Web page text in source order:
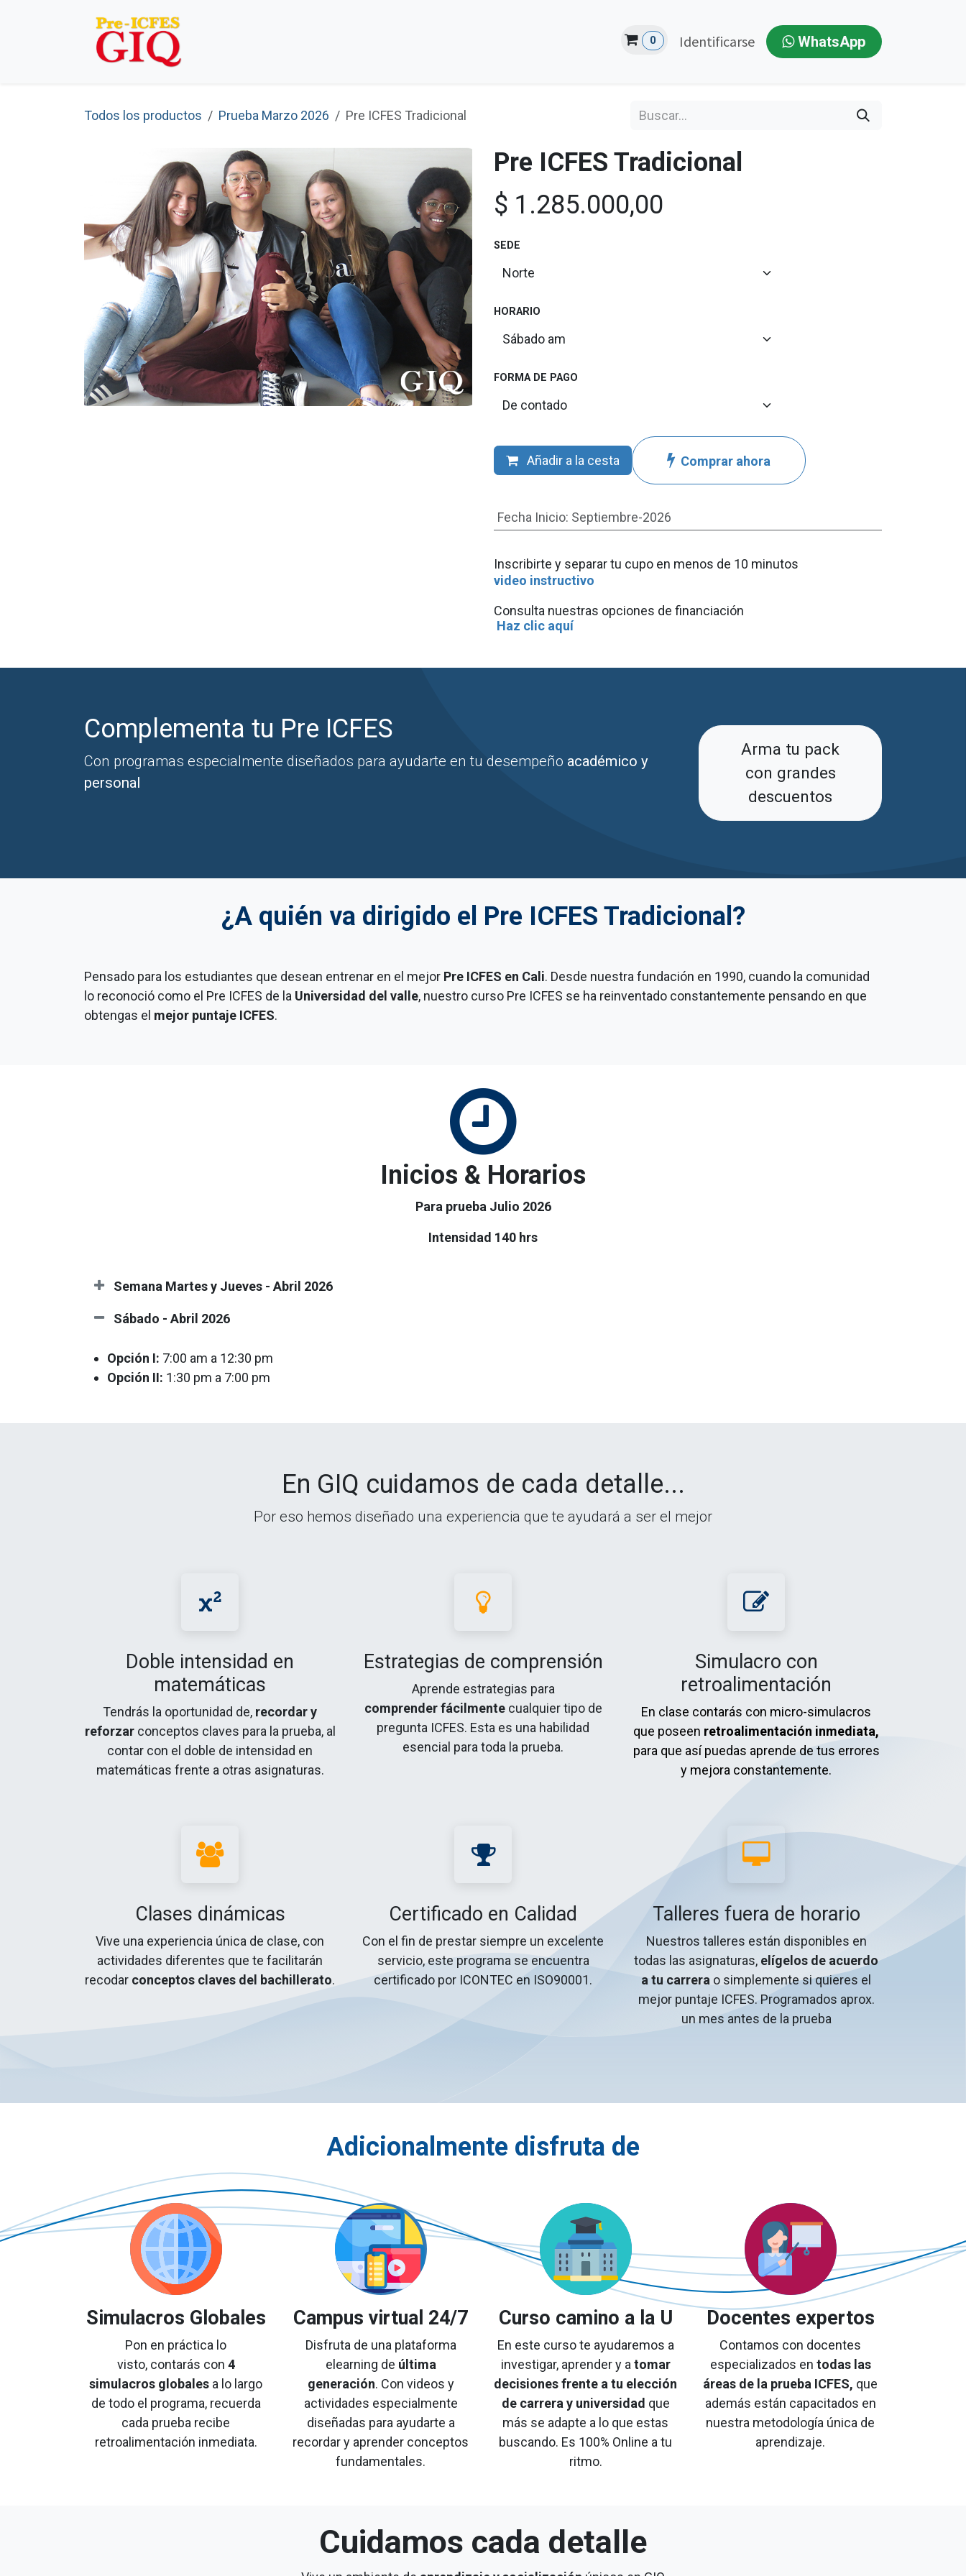
0 Identificarse WhatsApp
Todos los productos Prueba Marzo 2026 Pre ICFES Tradicional
Pre ICFES Tradicional
$ 1.285.000,00
SEDE
HORARIO
FORMA DE PAGO
Añadir a la cesta Comprar ahora
Fecha Inicio: Septiembre-2026
Inscribirte y separar tu cupo en menos de 10 minutos
video instructivo
Consulta nuestras opciones de financiación
Haz clic aquí
Complementa tu Pre ICFES
Con programas especialmente diseñados para ayudarte en tu desempeño académico y
personal
Arma tu pack
con grandes
descuentos
¿A quién va dirigido el Pre ICFES Tradicional?
Pensado para los estudiantes que desean entrenar en el mejor Pre ICFES en Cali. Desde nuestra fundación en 1990, cuando la comunidad
lo reconoció como el Pre ICFES de la Universidad del valle, nuestro curso Pre ICFES se ha reinventado constantemente pensando en que
obtengas el mejor puntaje ICFES.
Inicios & Horarios
Para prueba Julio 2026
Intensidad 140 hrs
Semana Martes y Jueves - Abril 2026
Sábado - Abril 2026
Opción I: 7:00 am a 12:30 pm
Opción II: 1:30 pm a 7:00 pm
En GIQ cuidamos de cada detalle...
Por eso hemos diseñado una experiencia que te ayudará a ser el mejor
Doble intensidad en
matemáticas
Tendrás la oportunidad de, recordar y
reforzarconceptos claves para la prueba, al
contar con el doble de intensidad en
matemáticas frente a otras asignaturas.
Estrategias de comprensión
Aprende estrategias para
comprender fácilmentecualquier tipo de
pregunta ICFES. Esta es una habilidad
esencial para toda la prueba.
Simulacro con
retroalimentación
En clase contarás c​on micro-simulacros
que poseen retroalimentación inmediata,
para que así puedas aprende de tus errores
y mejora constantemente.
Clases dinámicas
Vive una experiencia única de clase, con
actividades diferentes que te facilitarán
recodar conceptos claves del bachillerato.
Certificado en Calidad
Con el fin de prestar siempre un excelente
servicio, este programa se encuentra
certificado por ICONTEC en ISO90001.
Talleres fuera de horario
Nuestros talleres están disponibles en
todas las asignaturas, elígelos de acuerdo
a tu carrera o simplemente si quieres el
mejor puntaje ICFES. Programados aprox.
un mes antes de la prueba
Adicionalmente disfruta de
Simulacros Globales
Pon en práctica lo
visto, contarás con 4
simulacros globales a lo largo
de todo el programa, recuerda
cada prueba recibe
retroalimentación inmediata.
Campus virtual 24/7
Disfruta de una plataforma
elearning de última
generación. Con videos y
actividades especialmente
diseñadas para ayudarte a
recordar y aprender conceptos
fundamentales.
Curso camino a la U
En este curso te ayudaremos a
investigar, aprender y a tomar
decisiones frente a tu elección
de carrera y universidad que
más se adapte a lo que estas
buscando. Es 100% Online a tu
ritmo.
Docentes expertos
Contamos con docentes
especializados en todas las
áreas de la prueba ICFES, que
además están capacitados en
nuestra metodología única de
aprendizaje.
Cuidamos cada detalle